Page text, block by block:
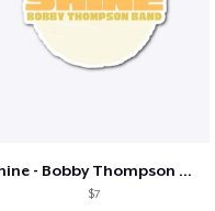
Shine - Bobby Thompson Band Merch
$7